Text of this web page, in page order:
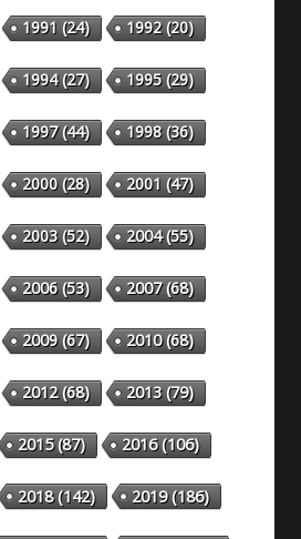
1991 (24) 1992(20)
1994(27) 1995(29)
1997(44) 1998(36)
2000(28) 2001 (47)
2003(52) 2004(55)
2006(53) 2007(68)
2009(67) 2010(68)
2012(68) 2013(79)
2015(87) 2016(106)
2018(142) 2019(186)